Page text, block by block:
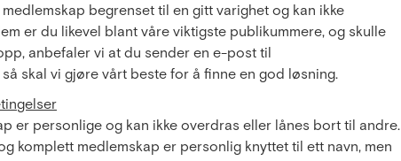
begrenset til en gitt varighet og kan ikke
er du likevel blant våre viktigste publikummere, og skulle
anbefaler vi at du sender en e-post til
så skal vi gjøre vårt beste for å finne en god løsning.
er personlige og kan ikke overdras eller lånes bort til andre.
komplett medlemskap er personlig knyttet til ett navn, men